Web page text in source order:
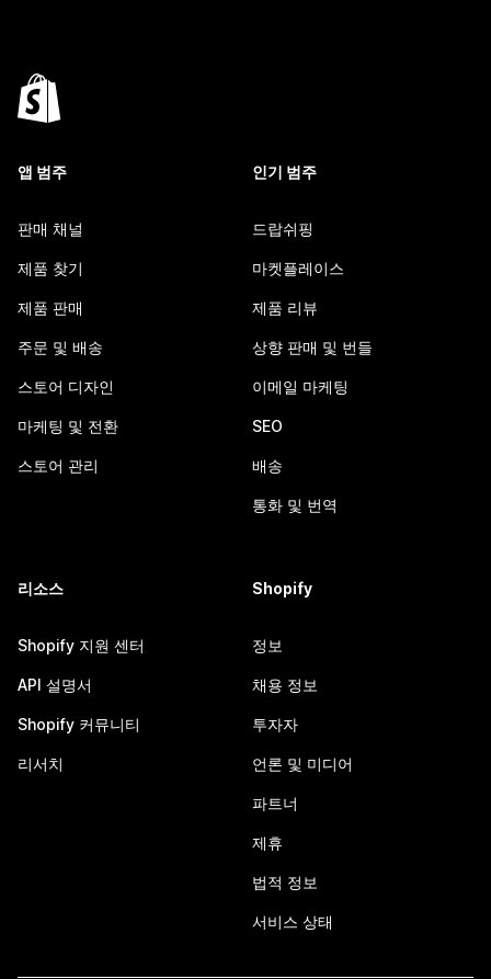
앱 범주
판매 채널
제품 찾기
제품 판매
주문 및 배송
스토어 디자인
마케팅 및 전환
스토어 관리
인기 범주
드랍쉬핑
마켓플레이스
제품 리뷰
상향 판매 및 번들
이메일 마케팅
SEO
배송
통화 및 번역
리소스
Shopify 지원 센터
API 설명서
Shopify 커뮤니티
리서치
Shopify
정보
채용 정보
투자자
언론 및 미디어
파트너
제휴
법적 정보
서비스 상태